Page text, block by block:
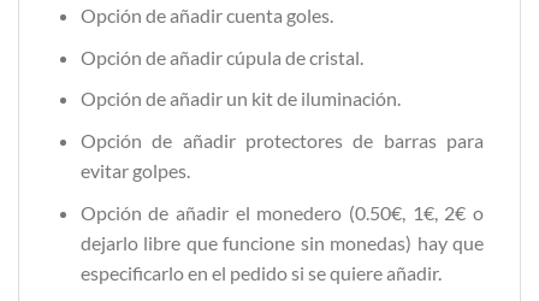
Opción de añadir cuenta goles.
Opción de añadir cúpula de cristal.
Opción de añadir un kit de iluminación.
Opción de añadir protectores de barras para
evitar golpes.
Opción de añadir el monedero (0.50€, 1€, 2€ o
dejarlo libre que funcione sin monedas) hay que
especificarlo en el pedido si se quiere añadir.